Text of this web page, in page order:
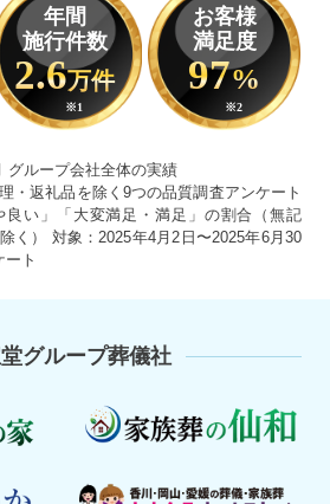
年間
施行件数
2.6万件
※1
お客様
満足度
97%
※2
グループ会社全体の実績
・返礼品を除く9つの品質調査アンケート
良い」「大変満足・満足」の割合（無記
く） 対象：2025年4月2日〜2025年6月30
ート
グループ葬儀社